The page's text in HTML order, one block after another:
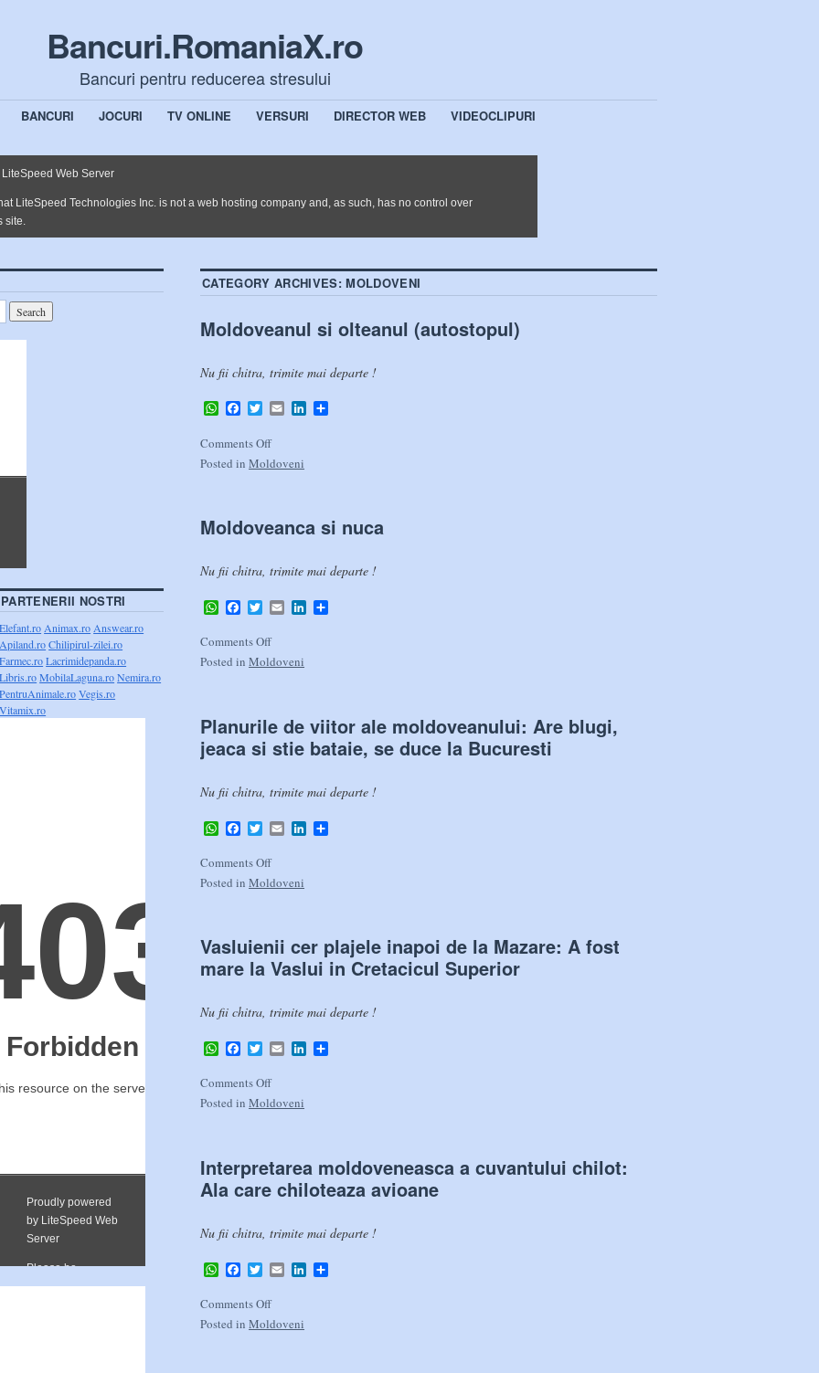
Bancuri.RomaniaX.ro
Bancuri pentru reducerea stresului
BANCURI JOCURI TV ONLINE VERSURI DIRECTOR WEB VIDEOCLIPURI
CATEGORY ARCHIVES:MOLDOVENI
Moldoveanul si olteanul (autostopul)
Nu fii chitra, trimite mai departe !
WhatsApp
Facebook
TwitterEmailLinkedIn
Comments Off
Posted in Moldoveni
Moldoveanca si nuca
Nu fii chitra, trimite mai departe !
WhatsApp
Facebook
TwitterEmailLinkedIn
Comments Off
Posted in Moldoveni
Planurile de viitor ale moldoveanului: Are blugi,
jeaca si stie bataie, se duce la Bucuresti
Nu fii chitra, trimite mai departe !
WhatsApp
Facebook
TwitterEmailLinkedIn
Comments Off
Posted in Moldoveni
Vasluienii cer plajele inapoi de la Mazare: A fost
mare la Vaslui in Cretacicul Superior
Nu fii chitra, trimite mai departe !
WhatsApp
Facebook
TwitterEmailLinkedIn
Comments Off
Posted in Moldoveni
Interpretarea moldoveneasca a cuvantului chilot:
Ala care chiloteaza avioane
Nu fii chitra, trimite mai departe !
WhatsApp
Facebook
TwitterEmailLinkedIn
Comments Off
Posted in Moldoveni
PARTENERII NOSTRI
Elefant.ro Animax.ro Answear.ro
Apiland.roChilipirul-zilei.ro
Farmec.roLacrimidepanda.ro
Libris.roMobilaLaguna.roNemira.ro
PentruAnimale.roVegis.ro
Vitamix.ro